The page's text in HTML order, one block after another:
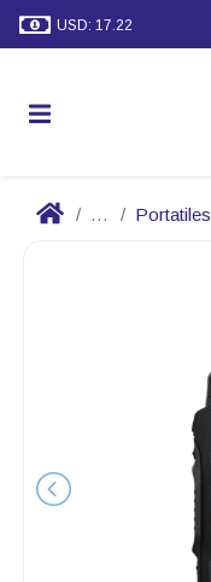
USD: 17.22
... Portatiles